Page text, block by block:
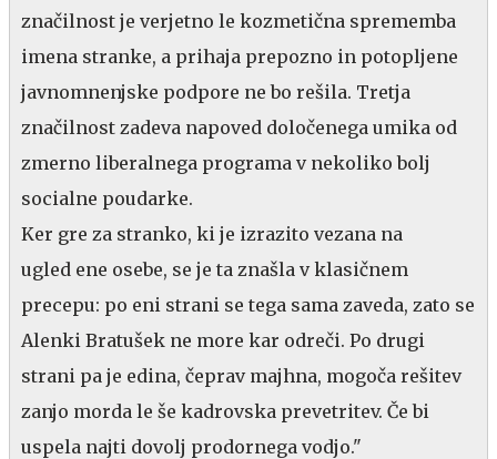
značilnost je verjetno le kozmetična sprememba
imena stranke, a prihaja prepozno in potopljene
javnomnenjske podpore ne bo rešila. Tretja
značilnost zadeva napoved določenega umika od
zmerno liberalnega programa v nekoliko bolj
socialne poudarke.
Ker gre za stranko, ki je izrazito vezana na
ugled ene osebe, se je ta znašla v klasičnem
precepu: po eni strani se tega sama zaveda, zato se
Alenki Bratušek ne more kar odreči. Po drugi
strani pa je edina, čeprav majhna, mogoča rešitev
zanjo morda le še kadrovska prevetritev. Če bi
uspela najti dovolj prodornega vodjo."